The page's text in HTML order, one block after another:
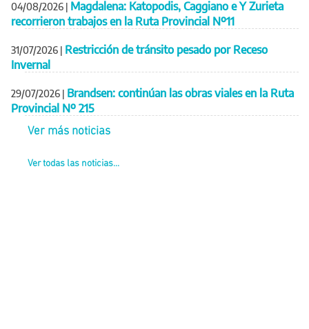
04/08/2026 | Magdalena: Katopodis, Caggiano e Y Zurieta
recorrieron trabajos en la Ruta Provincial Nº11
31/07/2026 | Restricción de tránsito pesado por Receso
Invernal
29/07/2026 | Brandsen: continúan las obras viales en la Ruta
Provincial Nº 215
Ver más noticias
Ver todas las noticias...